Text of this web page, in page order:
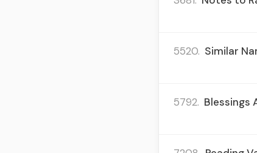
5520. Similar
5792. Blessings